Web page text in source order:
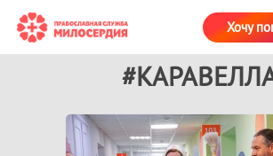
Хочу